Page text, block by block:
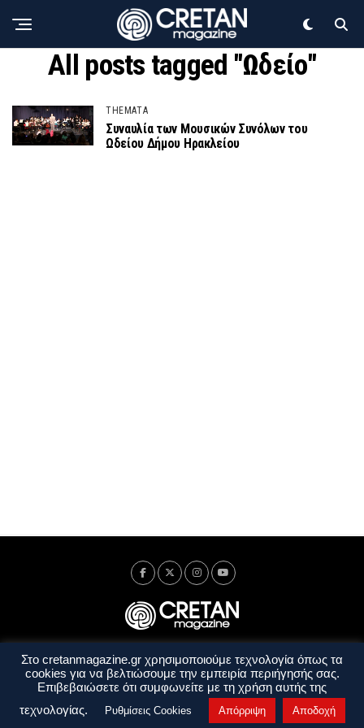
All posts tagged "Ωδείο"
THEMATA
Συναυλία των Μουσικών Συνόλων του
Ωδείου Δήμου Ηρακλείου
Ταυτότητα Πολιτική Απορρήτου
Όροι Χρήσης
Όροι και Προϋποθέσεις
Στο cretanmagazine.gr χρησιμοποιούμε τεχνολογία όπως τα
cookies για να βελτιώσουμε την εμπειρία περιήγησής σας.
Επιβεβαιώσετε ότι συμφωνείτε με τη χρήση αυτής της
τεχνολογίας.
Ρυθμίσεις Cookies Απόρριψη Αποδοχή